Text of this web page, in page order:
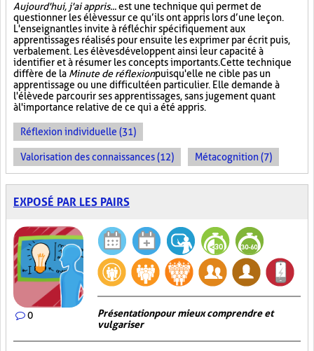
Aujourd'hui, j'ai appris...est une technique qui permet de
questionner les élèves sur ce qu’ils ont appris lors d’une leçon.
L'enseignant les invite à réfléchir spécifiquement aux
apprentissages réalisés pour ensuite les exprimer par écrit puis,
verbalement. Les élèves développent ainsi leur capacité à
identifier et à résumer les concepts importants. Cette technique
diffère de la Minute de réflexionpuisqu'elle ne cible pas un
apprentissage ou une difficulté en particulier. Elle demande à
l'élève de parcourir ses apprentissages, sans jugement quant
à l'importance relative de ce qui a été appris.
Réflexion individuelle (31)
Valorisation des connaissances (12) Métacognition (7)
EXPOSÉ PAR LES PAIRS
0
Présentation pour mieux comprendre et
vulgariser